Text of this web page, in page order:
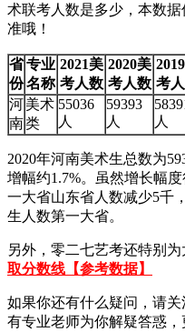
术联考人数是多少，本数
准哦！
省
份
专业
名称
2021美
考人数
2020美
考人数 考
河
南
美术
类
55036
人
59393
人
人
2020年河南美术生总数为
增幅约1.7%。虽然增长幅
一大省山东省人数减少5千
生人数第一大省。
另外，零二七艺考还特别为
取分数线【参考数据】
如果你还有什么疑问，请关
有专业老师为你解疑答惑